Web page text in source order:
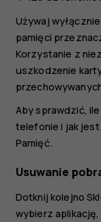
Używaj
pamięci
Korzystanie z
uszkodzenie
Aby sprawdzić,
telefonie i jak
Pamięć.
Usuwanie
Dotknij kolejno
wybierz